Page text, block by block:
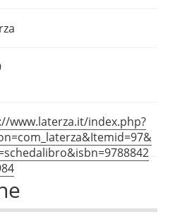
www.laterza.it/index.php?